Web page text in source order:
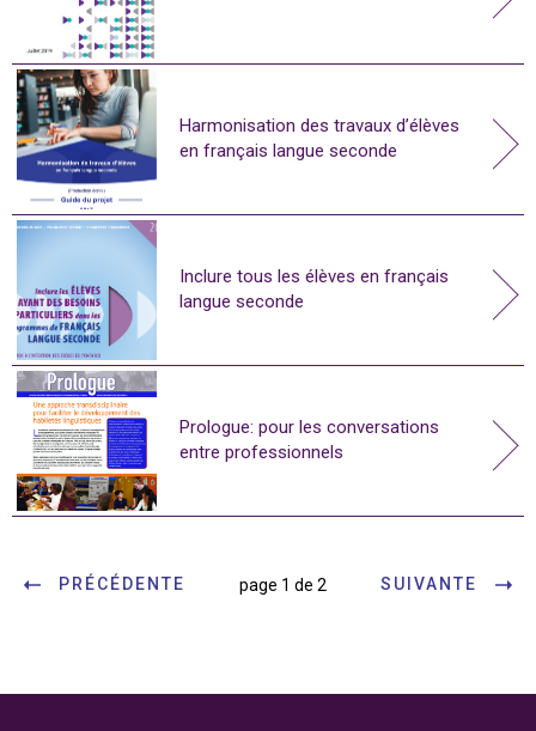
Harmonisation des travaux d’élèves
en français langue seconde
Inclure tous les élèves en français
langue seconde
Prologue: pour les conversations
entre professionnels
PRÉCÉDENTE page 1 de 2 SUIVANTE